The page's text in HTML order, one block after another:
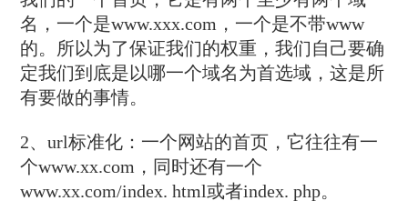
名，一个是www.xxx.com，一个是不带www
的。所以为了保证我们的权重，我们自己要确
定我们到底是以哪一个域名为首选域，这是所
有要做的事情。
2、url标准化：一个网站的首页，它往往有一
个www.xx.com，同时还有一个
www.xx.com/index. html或者index. php。